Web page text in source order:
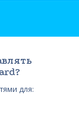
для: